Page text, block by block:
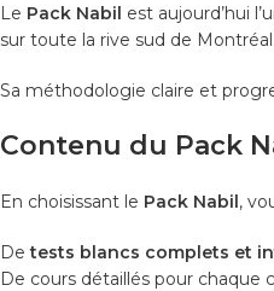
Le Pack Nabil est aujourd’hui
sur toute la rive sud de Montréal.
Sa méthodologie claire et
Contenu du Pack
En choisissant le Pack Nabil,
Detests blancs complets et
De cours détaillés pour chaque